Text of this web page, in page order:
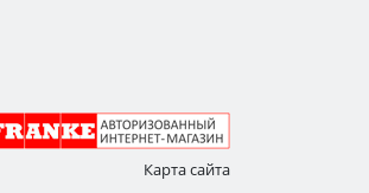
Карта сайта